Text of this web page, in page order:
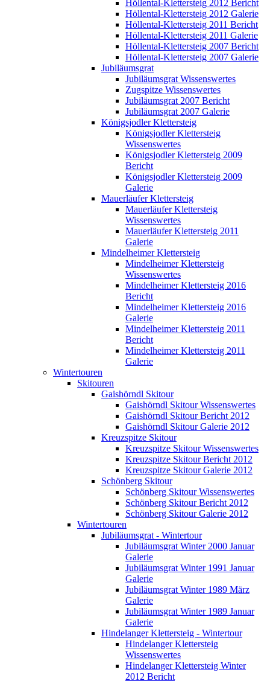
Höllental-Klettersteig 2012 Bericht
Höllental-Klettersteig 2012 Galerie
Höllental-Klettersteig 2011 Bericht
Höllental-Klettersteig 2011 Galerie
Höllental-Klettersteig 2007 Bericht
Höllental-Klettersteig 2007 Galerie
Jubiläumsgrat
Jubiläumsgrat Wissenswertes
Zugspitze Wissenswertes
Jubiläumsgrat 2007 Bericht
Jubiläumsgrat 2007 Galerie
Königsjodler Klettersteig
Königsjodler Klettersteig
Wissenswertes
Königsjodler Klettersteig 2009
Bericht
Königsjodler Klettersteig 2009
Galerie
Mauerläufer Klettersteig
Mauerläufer Klettersteig
Wissenswertes
Mauerläufer Klettersteig 2011
Galerie
Mindelheimer Klettersteig
Mindelheimer Klettersteig
Wissenswertes
Mindelheimer Klettersteig 2016
Bericht
Mindelheimer Klettersteig 2016
Galerie
Mindelheimer Klettersteig 2011
Bericht
Mindelheimer Klettersteig 2011
Galerie
Wintertouren
Skitouren
Gaishörndl Skitour
Gaishörndl Skitour Wissenswertes
Gaishörndl Skitour Bericht 2012
Gaishörndl Skitour Galerie 2012
Kreuzspitze Skitour
Kreuzspitze Skitour Wissenswertes
Kreuzspitze Skitour Bericht 2012
Kreuzspitze Skitour Galerie 2012
Schönberg Skitour
Schönberg Skitour Wissenswertes
Schönberg Skitour Bericht 2012
Schönberg Skitour Galerie 2012
Wintertouren
Jubiläumsgrat - Wintertour
Jubiläumsgrat Winter 2000 Januar
Galerie
Jubiläumsgrat Winter 1991 Januar
Galerie
Jubiläumsgrat Winter 1989 März
Galerie
Jubiläumsgrat Winter 1989 Januar
Galerie
Hindelanger Klettersteig - Wintertour
Hindelanger Klettersteig
Wissenswertes
Hindelanger Klettersteig Winter
2012 Bericht